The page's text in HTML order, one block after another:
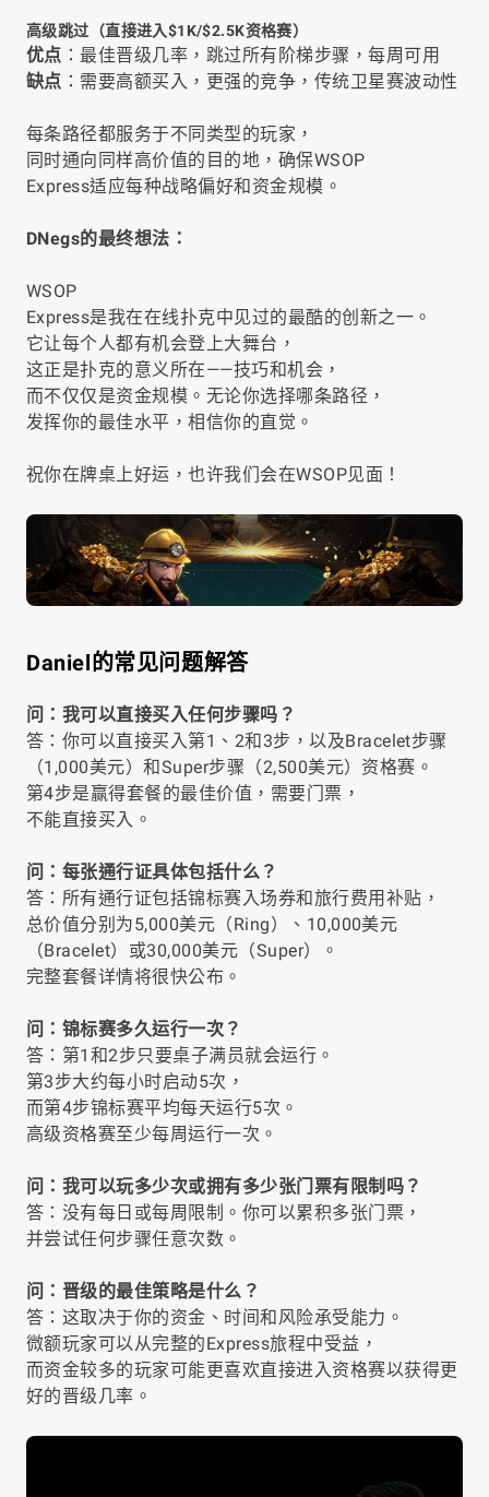
高级跳过（直接进入$1K/$2.5K资格赛）
优点 ：最佳晋级几率，跳过所有阶梯步骤，每周可用
缺点 ：需要高额买入，更强的竞争，传统卫星赛波动性
每条路径都服务于不同类型的玩家，
同时通向同样高价值的目的地，确保WSOP
Express适应每种战略偏好和资金规模。
DNegs的最终想法：
WSOP
Express是我在在线扑克中见过的最酷的创新之一。
它让每个人都有机会登上大舞台，
这正是扑克的意义所在——技巧和机会，
而不仅仅是资金规模。无论你选择哪条路径，
发挥你的最佳水平，相信你的直觉。
祝你在牌桌上好运，也许我们会在WSOP见面！
Daniel的常见问题解答
问：我可以直接买入任何步骤吗？
答：你可以直接买入第1、2和3步，以及Bracelet步骤
（1,000美元）和Super步骤（2,500美元）资格赛。
第4步是赢得套餐的最佳价值，需要门票，
不能直接买入。
问：每张通行证具体包括什么？
答：所有通行证包括锦标赛入场券和旅行费用补贴，
总价值分别为5,000美元（Ring）、10,000美元
（Bracelet）或30,000美元（Super）。
完整套餐详情将很快公布。
问：锦标赛多久运行一次？
答：第1和2步只要桌子满员就会运行。
第3步大约每小时启动5次，
而第4步锦标赛平均每天运行5次。
高级资格赛至少每周运行一次。
问：我可以玩多少次或拥有多少张门票有限制吗？
答：没有每日或每周限制。你可以累积多张门票，
并尝试任何步骤任意次数。
问：晋级的最佳策略是什么？
答：这取决于你的资金、时间和风险承受能力。
微额玩家可以从完整的Express旅程中受益，
而资金较多的玩家可能更喜欢直接进入资格赛以获得更
好的晋级几率。